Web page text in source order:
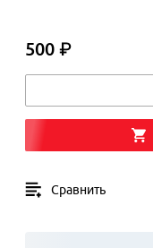
500 ₽500 ₽
Сравнить